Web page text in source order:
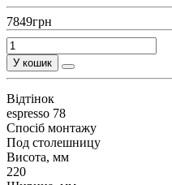
7849грн
У кошик
Відтінок
espresso 78
Спосіб монтажу
Под столешницу
Висота, мм
220